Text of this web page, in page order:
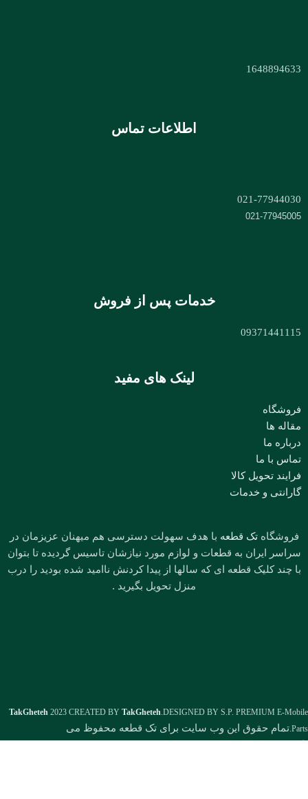
1648894633
اطلاعات تماس
021-77944030
021-77945005
خدمات پس از فروش
09371441115
لینک های مفید
فروشگاه
مقاله ها
درباره ما
تماس با ما
فرایند تحویل کالا
گارانتی و خدمات
فروشگاهتک قطعه با هدف سهولت دسترسی هم میهنان عزیزمان در
سراسر ایران به قطعات و لوازم مورد نیازشان تاسیس گردیده تا بتوان
با چند کلیک قطعه ای که سالها از پیدا کردنش ناامید شده بودید را درب
منزل تحویل بگیرید .
TakGheteh 2023 CREATED BY TakGheteh .DESIGNED BY S.P. PREMIUM E-Mobile
Parts. تمام حقوق این وب سایت برای تک قطعه محفوظ می
باشد.1386.1402